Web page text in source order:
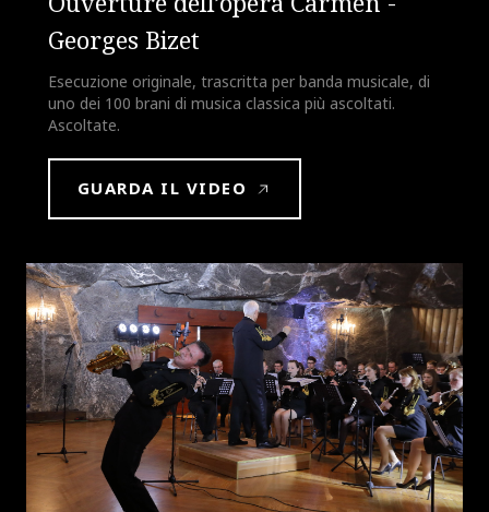
Georges Bizet
Esecuzione originale, trascritta per banda musicale, di
uno dei 100 brani di musica classica più ascoltati.
Ascoltate.
GUARDA IL VIDEO